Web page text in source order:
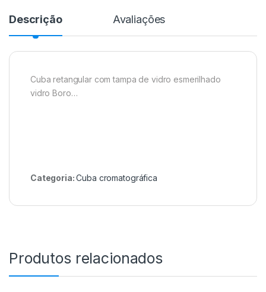
Descrição Avaliações
Cuba retangular com tampa de vidro esmerilhado
vidro Boro…
Categoria:Cuba cromatográfica
Produtos relacionados